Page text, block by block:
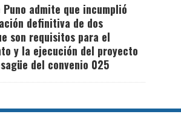
admite que incumplió
definitiva de dos
son requisitos para el
y la ejecución del proyecto
del convenio 025